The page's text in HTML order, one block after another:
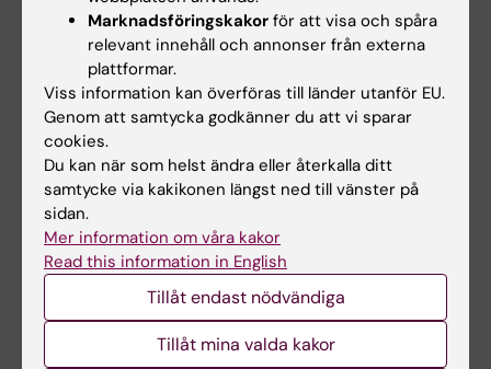
Biomedicinsk laboratorievetenskap/teknologi
Covid-19
Uppdaterad av:
Åsa Svensson 2023-04-04
Innehållsgranskare:
Åsa Svensson
Marknadsföringskakor för att visa och spåra
relevant innehåll och annonser från externa
plattformar.
Viss information kan överföras till länder utanför EU.
Genom att samtycka godkänner du att vi sparar
cookies.
Du kan när som helst ändra eller återkalla ditt
samtycke via kakikonen längst ned till vänster på
sidan.
Mer information om våra kakor
Read this information in English
Tillåt endast nödvändiga
Tillåt mina valda kakor